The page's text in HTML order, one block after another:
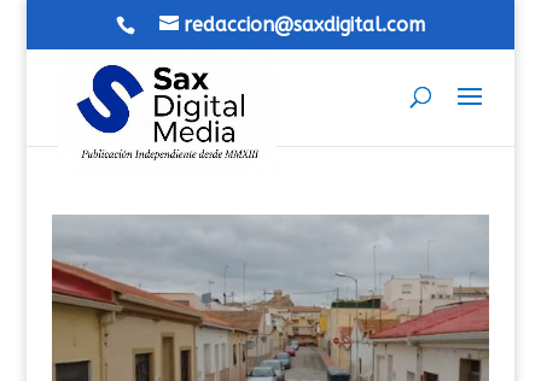
redaccion@saxdigital.com